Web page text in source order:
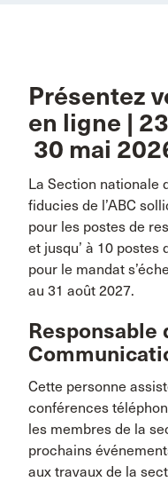
Présentez
en ligne |
30 mai
La Section nationale
fiducies de l’ABC
pour les postes de
et jusqu’ à 10
pour le mandat
au 31 août 2027.
Responsable
Cette personne
conférences
les membres de la
prochains
aux travaux de la